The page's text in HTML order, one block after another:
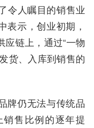
令人瞩目的销售业
表示，创业初期，
链上，通过“一物
货、入库到销售的
牌仍无法与传统品
售比例的逐年提